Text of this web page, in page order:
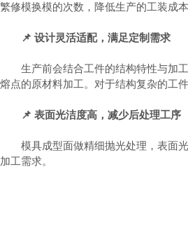
繁修模换模的次数，降低生产的工装成
📌 设计灵活适配，满足定制需求
生产前会结合工件的结构特性与加工
熔点的原材料加工。对于结构复杂的工
📌 表面光洁度高，减少后处理工序
模具成型面做精细抛光处理，表面光
加工需求。